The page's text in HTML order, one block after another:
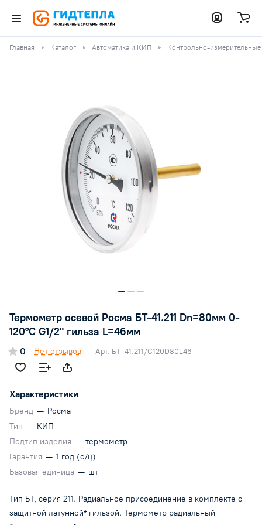
Главная Каталог Автоматика и КИП Контрольно-
Термометр осевой Росма БТ-41.211 Dn=80мм 0-
120°C G1/2" гильза L=46мм
0 Нет отзывов Арт. БТ-41.211/C120D80L46
Характеристики
Бренд — Росма
Тип — КИП
Подтип изделия — термометр
Гарантия — 1 год (с/ц)
Базовая единица — шт
Тип БТ, серия 211. Радиальное присоединение в комплекте с
защитной латунной* гильзой. Термометр радиальный